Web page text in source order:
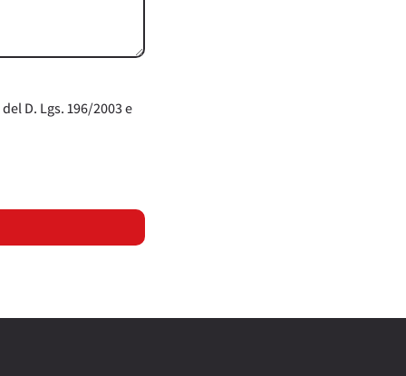
D. Lgs. 196/2003 e